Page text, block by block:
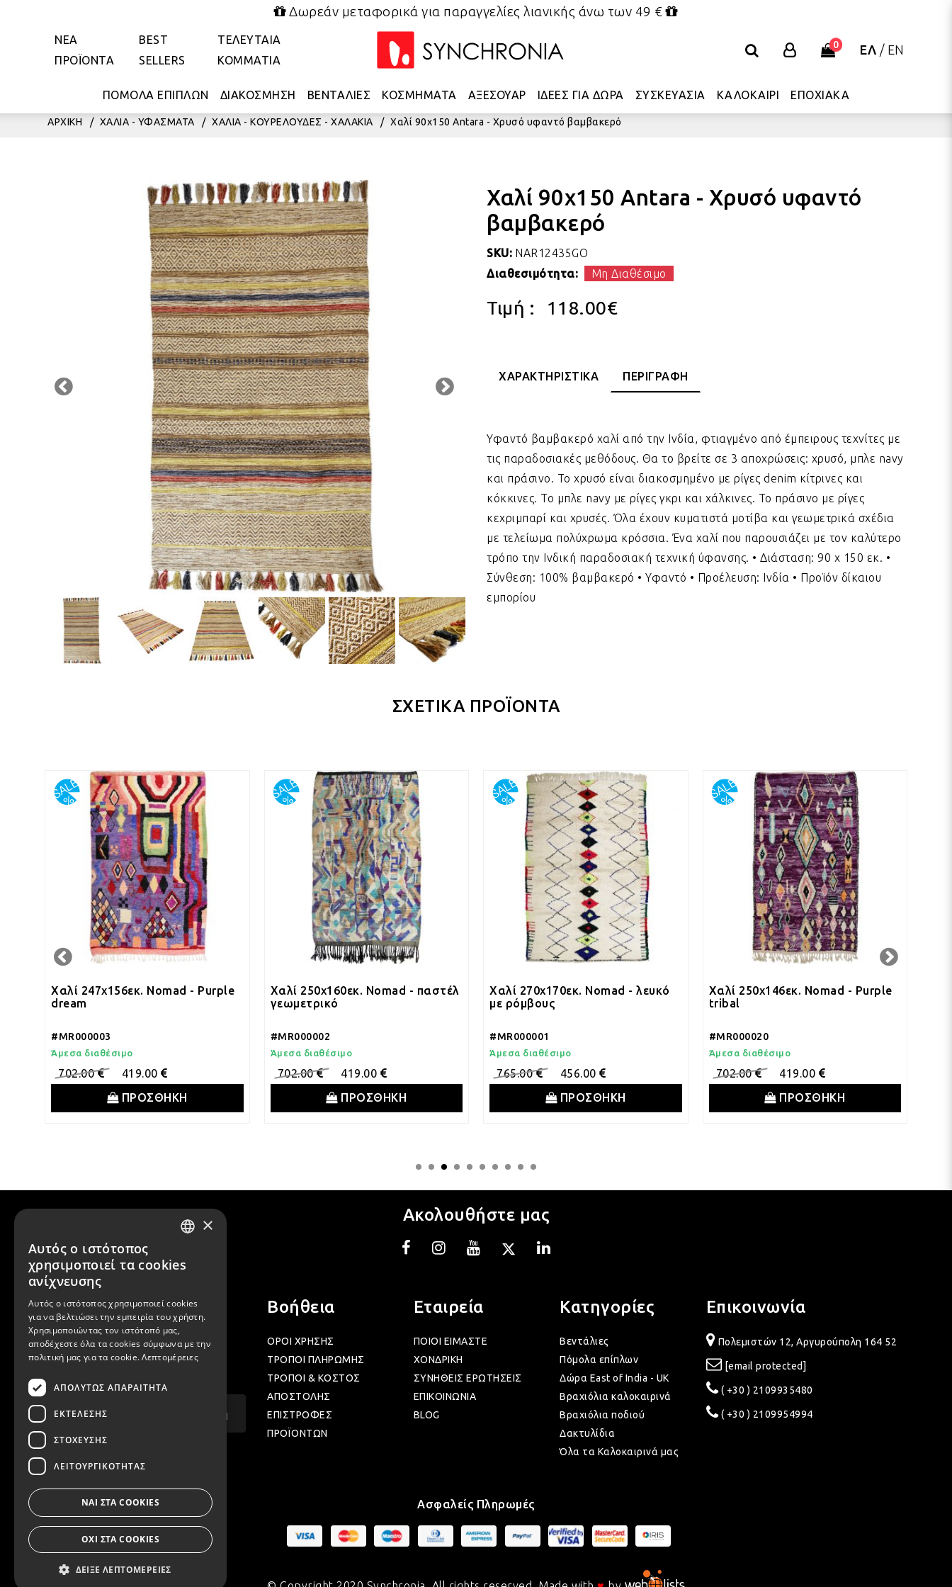
Δωρεάν μεταφορικά για παραγγελίες λιανικής άνω των 49 €
ΝΕΑ
ΠΡΟΪΟΝΤΑ
BEST
SELLERS
ΤΕΛΕΥΤΑΙΑ
ΚΟΜΜΑΤΙΑ
0 ΕΛ / EN
ΠΟΜΟΛΑ ΕΠΙΠΛΩΝ ΔΙΑΚΟΣΜΗΣΗ ΒΕΝΤΑΛΙΕΣ ΚΟΣΜΗΜΑΤΑ ΑΞΕΣΟΥΑΡ ΙΔΕΕΣ ΓΙΑ ΔΩΡΑ ΣΥΣΚΕΥΑΣΙΑ ΚΑΛΟΚΑΙΡΙ ΕΠΟΧΙΑΚΑ
ΑΡΧΙΚΗ / ΧΑΛΙΑ - ΥΦΑΣΜΑΤΑ / ΧΑΛΙΑ - ΚΟΥΡΕΛΟΥΔΕΣ - ΧΑΛΑΚΙΑ / Χαλί 90x150 Antara - Χρυσό υφαντό βαμβακερό
Χαλί 90x150 Antara - Χρυσό υφαντό
βαμβακερό
SKU: NAR12435GO
Διαθεσιμότητα:
Μη Διαθέσιμο
Τιμή : 118.00€
ΧΑΡΑΚΤΗΡΙΣΤΙΚΑ ΠΕΡΙΓΡΑΦΗ
Υφαντό βαμβακερό χαλί από την Ινδία, φτιαγμένο από έμπειρους τεχνίτες με
τις παραδοσιακές μεθόδους. Θα το βρείτε σε 3 αποχρώσεις: χρυσό, μπλε navy
και πράσινο. Το χρυσό είναι διακοσμημένο με ρίγες denim κίτρινες και
κόκκινες. Το μπλε navy με ρίγες γκρι και χάλκινες. Το πράσινο με ρίγες
κεχριμπαρί και χρυσές. Όλα έχουν κυματιστά μοτίβα και γεωμετρικά σχέδια
με τελείωμα πολύχρωμα κρόσσια. Ένα χαλί που παρουσιάζει με τον καλύτερο
τρόπο την Ινδική παραδοσιακή τεχνική ύφανσης. • Διάσταση: 90 x 150 εκ. •
Σύνθεση: 100% βαμβακερό • Υφαντό • Προέλευση: Ινδία • Προϊόν δίκαιου
εμπορίου
ΣΧΕΤΙΚΑ ΠΡΟΪΟΝΤΑ
Χαλί 247x156εκ. Nomad - Purple
dream
#MR000003
Άμεσα διαθέσιμο
702.00
419.00
ΠΡΟΣΘΗΚΗ
Χαλί 250x160εκ. Nomad - παστέλ
γεωμετρικό
#MR000002
Άμεσα διαθέσιμο
702.00
419.00
ΠΡΟΣΘΗΚΗ
Χαλί 270x170εκ. Nomad - λευκό
με ρόμβους
#MR000001
Άμεσα διαθέσιμο
765.00
456.00
ΠΡΟΣΘΗΚΗ
Χαλί 250x146εκ. Nomad - Purple
tribal
#MR000020
Άμεσα διαθέσιμο
702.00
419.00
ΠΡΟΣΘΗΚΗ
Ακολουθήστε μας
Newsletter
Γραφτείτε στα newsletter μας για να
μαθαίνετε προσφορές και νέα μας.
Εγγραφή
Βοήθεια
ΟΡΟΙ ΧΡΗΣΗΣ
ΤΡΟΠΟΙ ΠΛΗΡΩΜΗΣ
ΤΡΟΠΟΙ & ΚΟΣΤΟΣ
ΑΠΟΣΤΟΛΗΣ
ΕΠΙΣΤΡΟΦΕΣ
ΠΡΟΪΟΝΤΩΝ
Εταιρεία
ΠΟΙΟΙ ΕΙΜΑΣΤΕ
ΧΟΝΔΡΙΚΗ
ΣΥΝΗΘΕΙΣ ΕΡΩΤΗΣΕΙΣ
ΕΠΙΚΟΙΝΩΝΙΑ
BLOG
Κατηγορίες
Βεντάλιες
Πόμολα επίπλων
Δώρα East of India - UK
Βραχιόλια καλοκαιρινά
Βραχιόλια ποδιού
Δακτυλίδια
Όλα τα Καλοκαιρινά μας
Επικοινωνία
Πολεμιστών 12, Αργυρούπολη 164 52
[email protected]
( +30 ) 2109935480
( +30 ) 2109954994
Ασφαλείς Πληρωμές
×
Αυτός ο ιστότοπος
χρησιμοποιεί τα cookies
ανίχνευσης
Αυτός ο ιστότοπος χρησιμοποιεί cookies
για να βελτιώσει την εμπειρία του χρήστη.
Χρησιμοποιώντας τον ιστότοπό μας,
αποδέχεστε όλα τα cookies σύμφωνα με την
πολιτική μας για τα cookie. Λεπτομέρειες
ΑΠΟΛΎΤΩΣ ΑΠΑΡΑΊΤΗΤΑ
ΕΚΤΈΛΕΣΗΣ
ΣΤΌΧΕΥΣΗΣ
ΛΕΙΤΟΥΡΓΙΚΌΤΗΤΑΣ
ΝΑΙ ΣΤΑ COOKIES
ΟΧΙ ΣΤΑ COOKIES
ΔΕΊΞΕ ΛΕΠΤΟΜΈΡΕΙΕΣ